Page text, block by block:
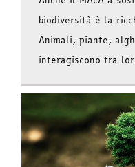
biodiversità è la
Animali, piante,
interagiscono tra